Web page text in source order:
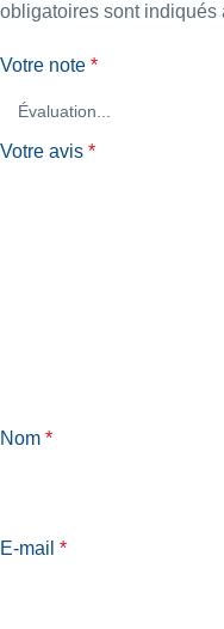
obligatoires sont indiqués
Votre note *
Votre avis *
Nom *
E-mail *